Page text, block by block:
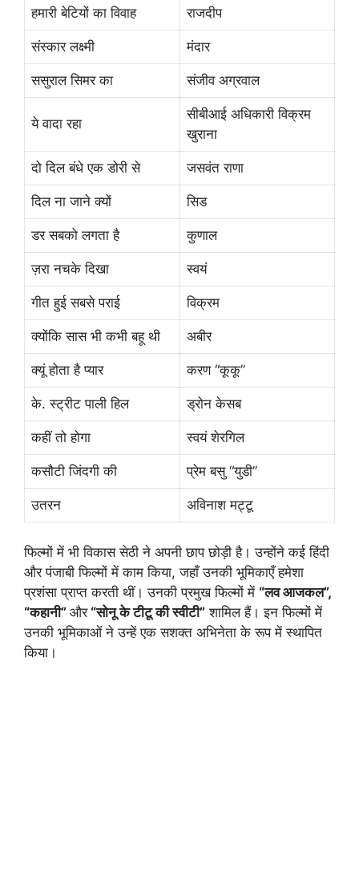
हमारी बेटियों का विवाह राजदीप
संस्कार लक्ष्मी मंदार
ससुराल सिमर का संजीव अग्रवाल
ये वादा रहा
सीबीआई अधिकारी विक्रम
खुराना
दो दिल बंधे एक डोरी से जसवंत राणा
दिल ना जाने क्यों सिड
डर सबको लगता है कुणाल
ज़रा नचके दिखा स्वयं
गीत हुई सबसे पराई विक्रम
क्योंकि सास भी कभी बहू थी अबीर
क्यूं होता है प्यार करण “कूकू”
के. स्ट्रीट पाली हिल ड्रोन केसब
कहीं तो होगा स्वयं शेरगिल
कसौटी जिंदगी की प्रेम बसु “युडी”
उतरन अविनाश मट्टू
फिल्मों में भी विकास सेठी ने अपनी छाप छोड़ी है। उन्होंने कई हिंदी
और पंजाबी फिल्मों में काम किया, जहाँ उनकी भूमिकाएँ हमेशा
प्रशंसा प्राप्त करती थीं। उनकी प्रमुख फिल्मों में “लव आजकल”,
“कहानी” और“सोनू के टीटू की स्वीटी” शामिल हैं। इन फिल्मों में
उनकी भूमिकाओं ने उन्हें एक सशक्त अभिनेता के रूप में स्थापित
किया।